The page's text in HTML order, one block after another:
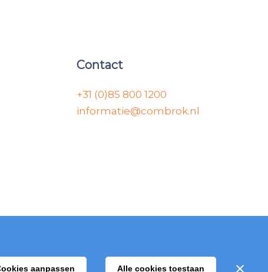
Contact
+31 (0)85 800 1200
informatie@combrok.nl
aanpassen Alle cookies toestaan